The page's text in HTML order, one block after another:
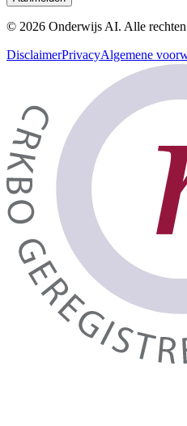
© 2026 Onderwijs AI. Alle rechten
DisclaimerPrivacyAlgemene